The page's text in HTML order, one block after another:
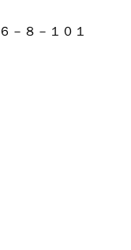
－８－１０１